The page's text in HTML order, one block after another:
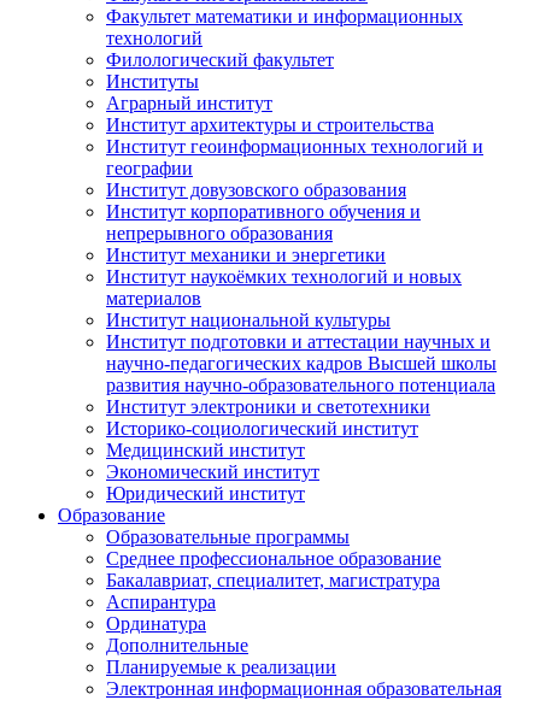
Факультет математики и информационных
технологий
Филологический факультет
Институты
Аграрный институт
Институт архитектуры и строительства
Институт геоинформационных технологий и
географии
Институт довузовского образования
Институт корпоративного обучения и
непрерывного образования
Институт механики и энергетики
Институт наукоёмких технологий и новых
материалов
Институт национальной культуры
Институт подготовки и аттестации научных и
научно-педагогических кадров Высшей школы
развития научно-образовательного потенциала
Институт электроники и светотехники
Историко-социологический институт
Медицинский институт
Экономический институт
Юридический институт
Образование
Образовательные программы
Среднее профессиональное образование
Бакалавриат, специалитет, магистратура
Аспирантура
Ординатура
Дополнительные
Планируемые к реализации
Электронная информационная образовательная